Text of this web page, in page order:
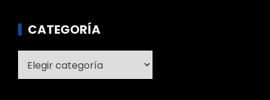
CATEGORÍA